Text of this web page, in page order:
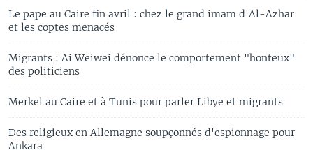
Le pape au Caire fin avril : chez le grand imam d'Al-Azhar
et les coptes menacés
Migrants : Ai Weiwei dénonce le comportement "honteux"
des politiciens
Merkel au Caire et à Tunis pour parler Libye et migrants
Des religieux en Allemagne soupçonnés d'espionnage pour
Ankara